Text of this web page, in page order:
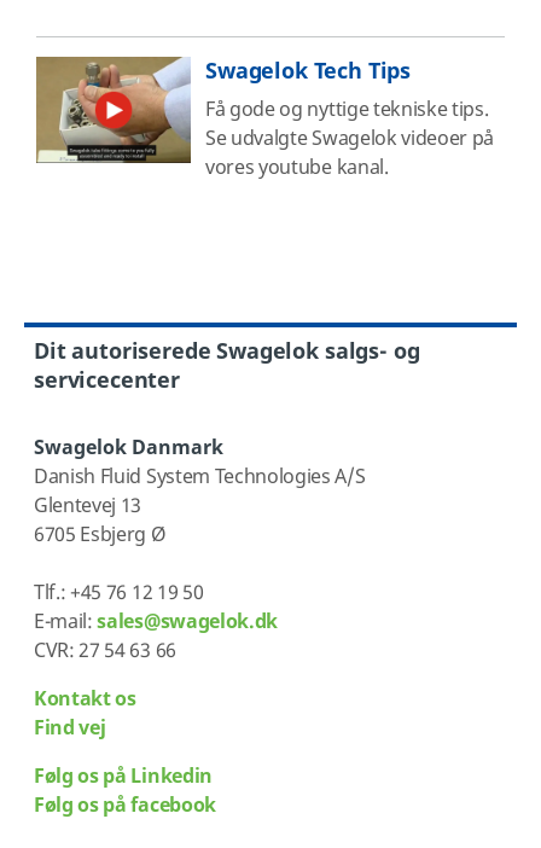
Swagelok Tech Tips
Få gode og nyttige tekniske tips.
Se udvalgte Swagelok videoer på
vores youtube kanal.
Dit autoriserede Swagelok salgs- og
servicecenter
Swagelok Danmark
Danish Fluid System Technologies A/S
Glentevej 13
6705 Esbjerg Ø
Tlf.: +45 76 12 19 50
E-mail:sales@swagelok.dk
CVR: 27 54 63 66
Kontakt os
Find vej
Følg os på Linkedin
Følg os på facebook